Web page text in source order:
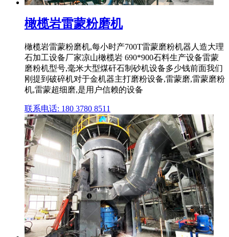
橄榄岩雷蒙粉磨机
橄榄岩雷蒙粉磨机,每小时产700T雷蒙磨粉机器人造大理
石加工设备厂家凉山橄榄岩 690*900石料生产设备雷蒙
磨粉机型号,毫米大型煤矸石制砂机设备多少钱前面我们
刚提到破碎机对于金机器主打磨粉设备,雷蒙磨,雷蒙磨粉
机,雷蒙超细磨,是用户信赖的设备
联系电话: 180 3780 8511